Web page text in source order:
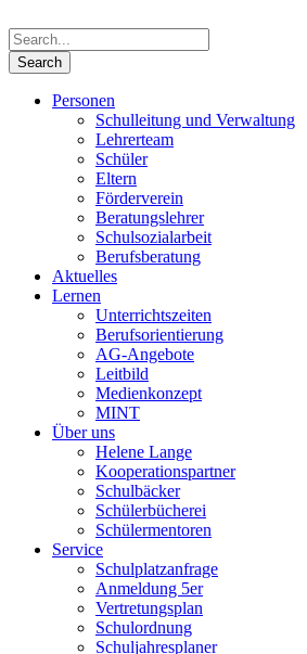
Personen
Schulleitung und Verwaltung
Lehrerteam
Schüler
Eltern
Förderverein
Beratungslehrer
Schulsozialarbeit
Berufsberatung
Aktuelles
Lernen
Unterrichtszeiten
Berufsorientierung
AG-Angebote
Leitbild
Medienkonzept
MINT
Über uns
Helene Lange
Kooperationspartner
Schulbäcker
Schülerbücherei
Schülermentoren
Service
Schulplatzanfrage
Anmeldung 5er
Vertretungsplan
Schulordnung
Schuljahresplaner